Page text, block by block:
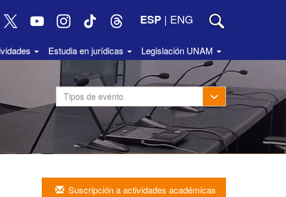
ESP | ENG
Estudia en jurídicas Legislación UNAM
Tipos de evento Toggle Dropdown
Suscripción a actividades académicas